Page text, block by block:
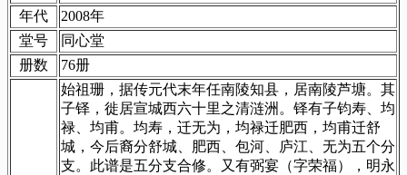
年代
2008年
堂号
同心堂
册数
76册
始祖珊，据传元代末年任南陵知县，居南陵芦塘。其
子铎，徙居宣城西六十里之清涟洲。铎有子钧寿、均
禄、均甫。均寿，迁无为，均禄迁肥西，均甫迁舒
城，今后裔分舒城、肥西、包河、庐江、无为五个分
支。此谱是五分支合修。又有弼宴（字荣福），明永